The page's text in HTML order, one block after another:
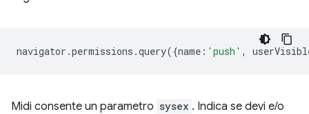
navigator .permissions .query({name : 'push' ,
Midi consente un parametro sysex . Indica se devi e/o